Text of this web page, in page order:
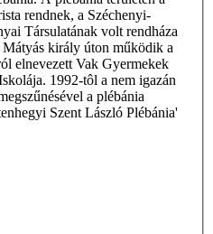
rendnek, a Széchenyi-
Társulatának volt rendháza
király úton működik a
elnevezett Vak Gyermekek
1992-tôl a nem igazán
a plébánia
Szent László Plébánia'